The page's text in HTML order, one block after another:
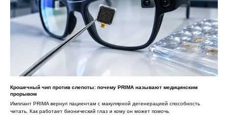
Крошечный чип против слепоты: почему PRIMA называют медицинским
прорывом
Имплант PRIMA вернул пациентам с макулярной дегенерацией способность
читать. Как работает бионический глаз и кому он может помочь